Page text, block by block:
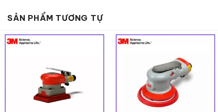
Sử dụng nguồn khí nén mạnh mẽ, vượt
trội so với các loại máy chà nhám điện
thông thường, đảm bảo hoạt động liên
Thân máy bằng nhôm kết hợp với lớp
vỏ composite bền bỉ giúp giảm thiểu
nứt vỡ và thời gian ngừng hoạt động.
Thiết kế cân đối, độ cao thấp tối ưu
SẢN PHẨM TƯƠNG TỰ